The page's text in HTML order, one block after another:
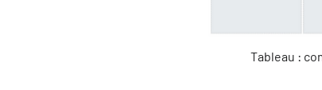
Tableau :